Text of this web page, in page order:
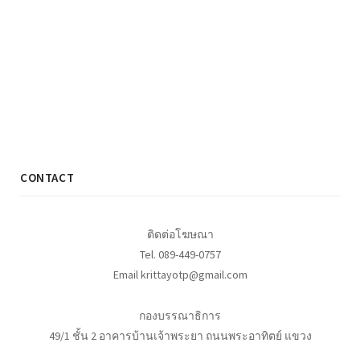
CONTACT
ติดต่อโฆษณา
Tel. 089-449-0757
Email krittayotp@gmail.com
กองบรรณาธิการ
49/1 ชั้น 2 อาคารบ้านเจ้าพระยา ถนนพระอาทิตย์ แขวง